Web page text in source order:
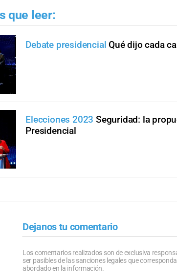
que leer:
Debate presidencial Qué dijo cada
Elecciones 2023 Seguridad: la
Presidencial
Dejanos tu comentario
Los comentarios realizados son de exclusiva
ser pasibles de las sanciones legales que
abordado en la información.